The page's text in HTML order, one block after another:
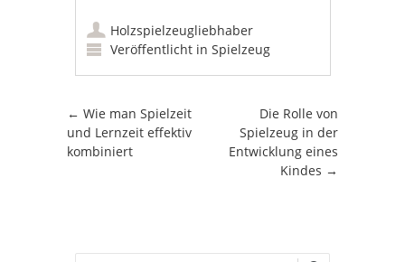
Holzspielzeugliebhaber
Veröffentlicht inSpielzeug
Artikel-Navigation
← Wie man Spielzeit
und Lernzeit effektiv
kombiniert
Die Rolle von
Spielzeug in der
Entwicklung eines
Kindes →